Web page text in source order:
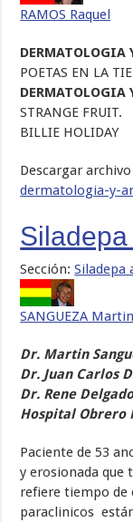
RAMOS Raquel
DERMATOLOGIA
POETAS EN LA
DERMATOLOGIA
STRANGE FRUIT.
BILLIE HOLIDAY
Descargar
dermatologia-y-
Sección:Siladepa
SANGUEZA Martin
Dr. Martin
Dr. Juan Carlos
Dr. Rene
Hospital Obrero
Paciente de 53
y erosionada que
refiere tiempo de
paraclinicos